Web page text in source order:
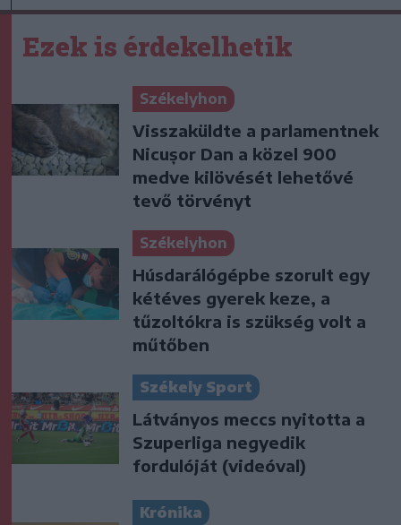
Ezek is érdekelhetik
Székelyhon
Visszaküldte a parlamentnek
Nicușor Dan a közel 900
medve kilövését lehetővé
tevő törvényt
Székelyhon
Húsdarálógépbe szorult egy
kétéves gyerek keze, a
tűzoltókra is szükség volt a
műtőben
Székely Sport
Látványos meccs nyitotta a
Szuperliga negyedik
fordulóját (videóval)
Krónika